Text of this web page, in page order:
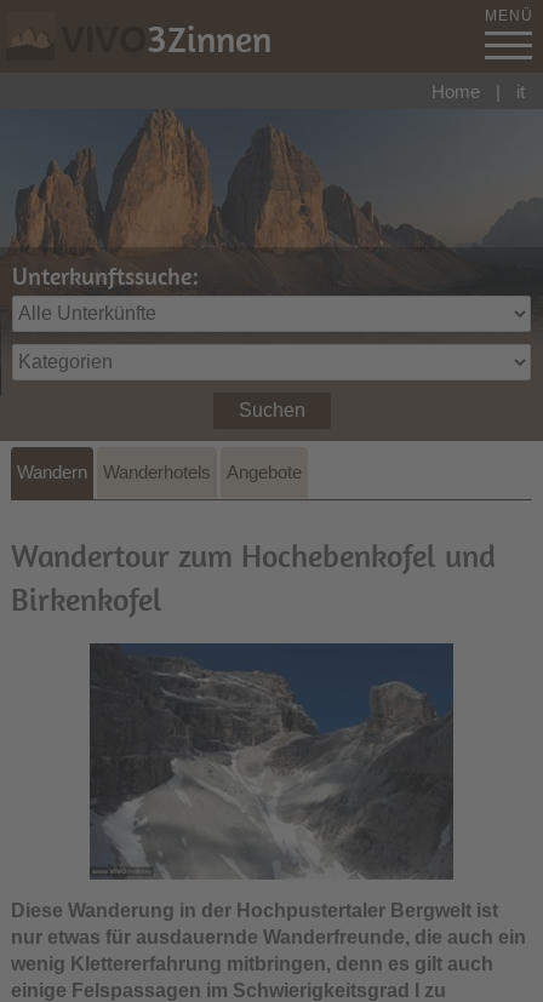
3Zinnen MENÜ
Unterkunftssuche:
Suchen
Home | it
Wandern Wanderhotels Angebote
Wandertour zum Hochebenkofel und
Birkenkofel
Diese Wanderung in der Hochpustertaler Bergwelt ist
nur etwas für ausdauernde Wanderfreunde, die auch ein
wenig Klettererfahrung mitbringen, denn es gilt auch
einige Felspassagen im Schwierigkeitsgrad I zu